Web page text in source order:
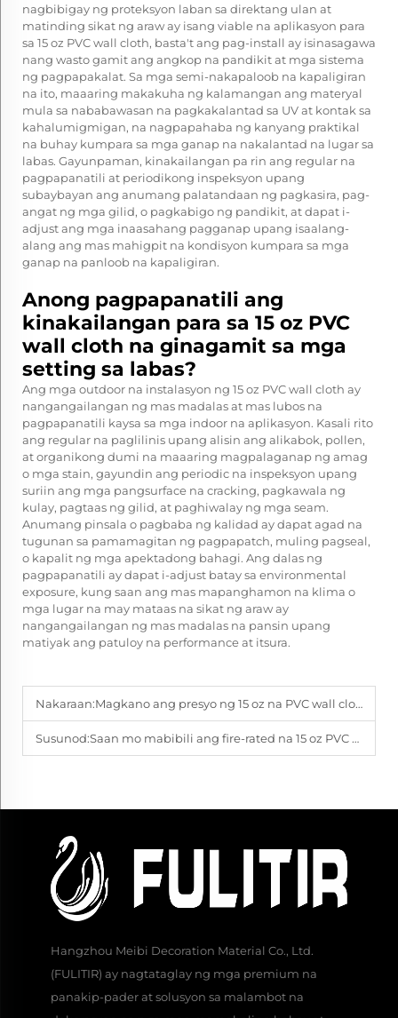
nagbibigay ng proteksyon laban sa direktang ulan at
matinding sikat ng araw ay isang viable na aplikasyon para
sa 15 oz PVC wall cloth, basta't ang pag-install ay isinasagawa
nang wasto gamit ang angkop na pandikit at mga sistema
ng pagpapakalat. Sa mga semi-nakapaloob na kapaligiran
na ito, maaaring makakuha ng kalamangan ang materyal
mula sa nababawasan na pagkakalantad sa UV at kontak sa
kahalumigmigan, na nagpapahaba ng kanyang praktikal
na buhay kumpara sa mga ganap na nakalantad na lugar sa
labas. Gayunpaman, kinakailangan pa rin ang regular na
pagpapanatili at periodikong inspeksyon upang
subaybayan ang anumang palatandaan ng pagkasira, pag-
angat ng mga gilid, o pagkabigo ng pandikit, at dapat i-
adjust ang mga inaasahang pagganap upang isaalang-
alang ang mas mahigpit na kondisyon kumpara sa mga
ganap na panloob na kapaligiran.
Anong pagpapanatili ang
kinakailangan para sa 15 oz PVC
wall cloth na ginagamit sa mga
setting sa labas?
Ang mga outdoor na instalasyon ng 15 oz PVC wall cloth ay
nangangailangan ng mas madalas at mas lubos na
pagpapanatili kaysa sa mga indoor na aplikasyon. Kasali rito
ang regular na paglilinis upang alisin ang alikabok, pollen,
at organikong dumi na maaaring magpalaganap ng amag
o mga stain, gayundin ang periodic na inspeksyon upang
suriin ang mga pangsurface na cracking, pagkawala ng
kulay, pagtaas ng gilid, at paghiwalay ng mga seam.
Anumang pinsala o pagbaba ng kalidad ay dapat agad na
tugunan sa pamamagitan ng pagpapatch, muling pagseal,
o kapalit ng mga apektadong bahagi. Ang dalas ng
pagpapanatili ay dapat i-adjust batay sa environmental
exposure, kung saan ang mas mapanghamon na klima o
mga lugar na may mataas na sikat ng araw ay
nangangailangan ng mas madalas na pansin upang
matiyak ang patuloy na performance at itsura.
Nakaraan:Magkano ang presyo ng 15 oz na PVC wall cloth bawat yard?
Susunod:Saan mo mabibili ang fire-rated na 15 oz PVC wall cloth?
Hangzhou Meibi Decoration Material Co., Ltd.
(FULITIR) ay nagtataglay ng mga premium na
panakip-pader at solusyon sa malambot na